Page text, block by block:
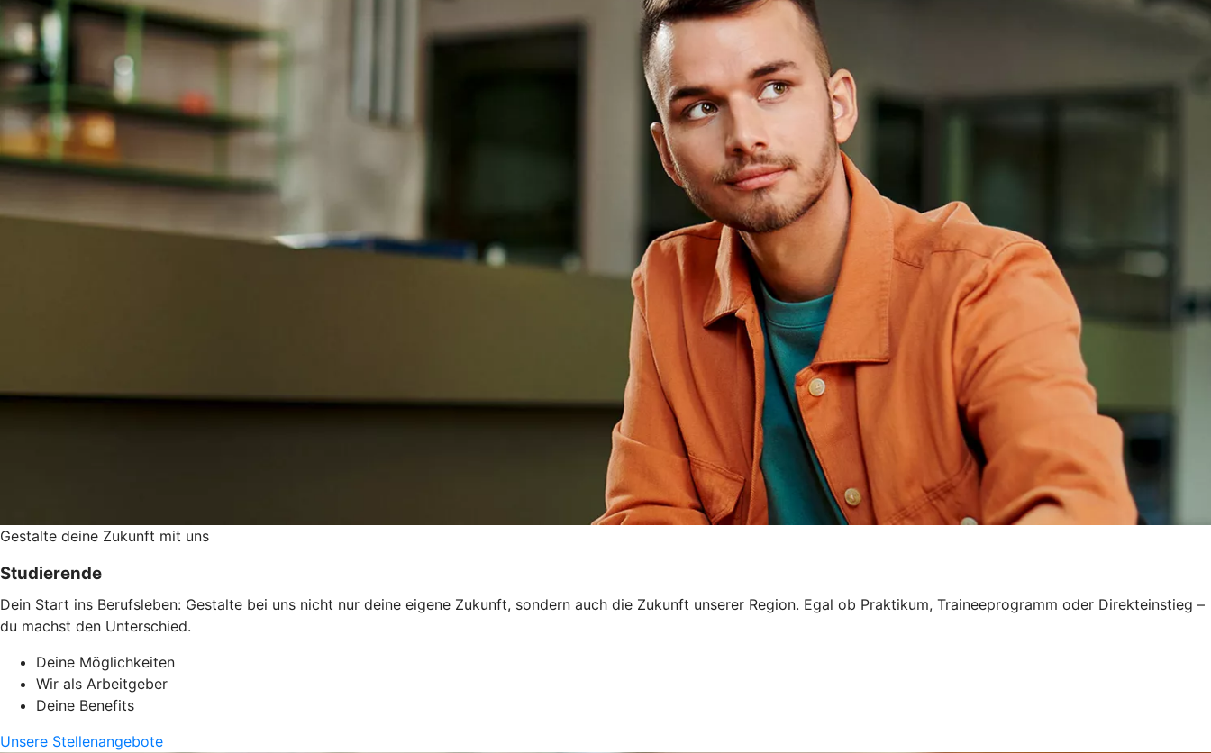
Gestalte deine Zukunft mit uns
Studierende
Dein Start ins Berufsleben: Gestalte bei uns nicht nur deine eigene Zukunft, sondern auch die Zukunft unserer Region. Egal ob Praktikum, Traineeprogramm oder Direkteinstieg –
du machst den Unterschied.
Deine Möglichkeiten
Wir als Arbeitgeber
Deine Benefits
Unsere Stellenangebote